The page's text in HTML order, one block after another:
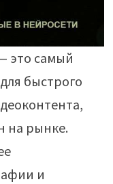
это самый
быстрого
на рынке.
и